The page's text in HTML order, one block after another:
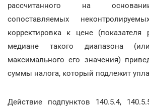
рассчитанного на
сопоставляемых
корректировка к цене (показателя
медиане такого диапазона
максимального его значения)
суммы налога, который подлежит
Действие подпунктов 140.5.4,